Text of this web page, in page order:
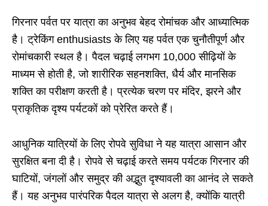
गिरनार पर्वत पर यात्रा का अनुभव बेहद रोमांचक और आध्यात्मिक
है। ट्रेकिंग enthusiasts के लिए यह पर्वत एक चुनौतीपूर्ण और
रोमांचकारी स्थल है। पैदल चढ़ाई लगभग 10,000 सीढ़ियों के
माध्यम से होती है, जो शारीरिक सहनशक्ति, धैर्य और मानसिक
शक्ति का परीक्षण करती है। प्रत्येक चरण पर मंदिर, झरने और
प्राकृतिक दृश्य पर्यटकों को प्रेरित करते हैं।
आधुनिक यात्रियों के लिए रोपवे सुविधा ने यह यात्रा आसान और
सुरक्षित बना दी है। रोपवे से चढ़ाई करते समय पर्यटक गिरनार की
घाटियों, जंगलों और समुद्र की अद्भुत दृश्यावली का आनंद ले सकते
हैं। यह अनुभव पारंपरिक पैदल यात्रा से अलग है, क्योंकि यात्री